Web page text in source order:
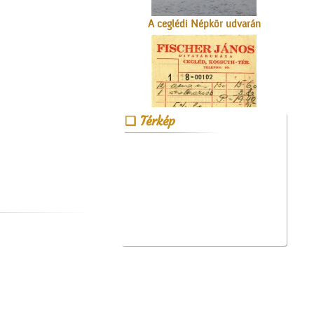
A számolócédulák
tegnap és ma...
Térkép